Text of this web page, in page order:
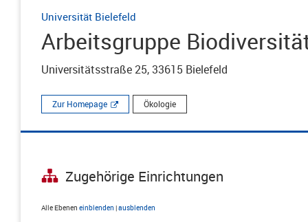
Universität Bielefeld
Arbeitsgruppe
Universitätsstraße 25, 33615 Bielefeld
Zur Homepage Ökologie
Zugehörige Einrichtungen
Alle Ebenen einblenden |ausblenden